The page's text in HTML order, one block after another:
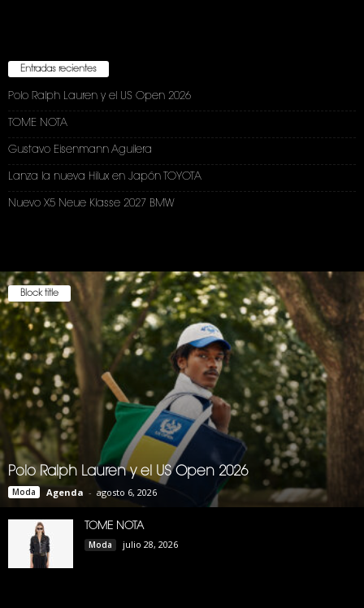
Entradas recientes
Polo Ralph Lauren y el US Open 2026
TOME NOTA
Gustavo Eisenmann Aguilera
Lanza la nueva Hilux en Japón TOYOTA
Nuevo X5 Neue Klasse 2027 BMW
Block title
Polo Ralph Lauren y el US Open 2026
Moda Agenda - agosto 6, 2026
TOME NOTA
Moda julio 28, 2026